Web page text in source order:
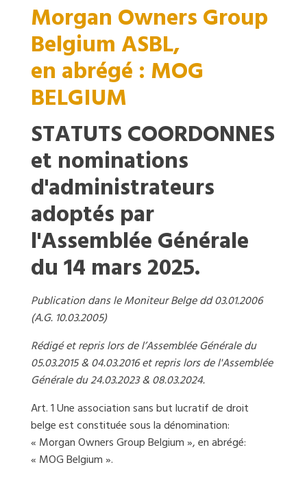
Morgan Owners Group
Belgium ASBL,
en abrégé : MOG
BELGIUM
STATUTS COORDONNES
et nominations
d'administrateurs
adoptés par
l'Assemblée Générale
du 14 mars 2025.
Publication dans le Moniteur Belge dd 03.01.2006
(A.G. 10.03.2005)
Rédigé et repris lors de l’Assemblée Générale du
05.03.2015 & 04.03.2016 et repris lors de l'Assemblée
Générale du 24.03.2023 & 08.03.2024.
Art. 1 Une association sans but lucratif de droit
belge est constituée sous la dénomination:
« Morgan Owners Group Belgium », en abrégé:
« MOG Belgium ».